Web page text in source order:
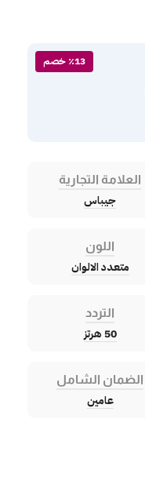
٪13 خصم
العلامة التجارية
جيباس
اللون
متعدد الالوان
التردد
50 هرتز
الضمان الشامل
عامين